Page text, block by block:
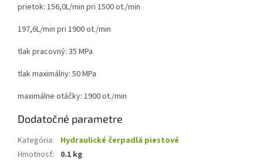
prietok: 156,0L/min pri 1500 ot./min
197,6L/min pri 1900 ot./min
tlak pracovný: 35 MPa
tlak maximálny: 50 MPa
maximálne otáčky: 1900 ot./min
Dodatočné parametre
Kategória:
Hydraulické čerpadlá piestové
Hmotnosť: 0.1 kg